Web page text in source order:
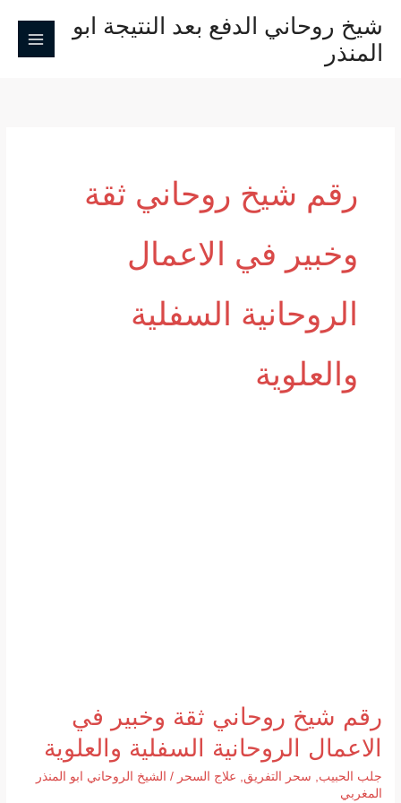
المحتوى
شيخ روحاني الدفع بعد النتيجة ابو
المنذر
رقم شيخ روحاني ثقة
وخبير في الاعمال
الروحانية السفلية
والعلوية
رقم شيخ روحاني ثقة وخبير في
الاعمال الروحانية السفلية والعلوية
جلب الحبيب, سحر التفريق, علاج السحر / الشيخ الروحاني ابو المنذر
المغربي